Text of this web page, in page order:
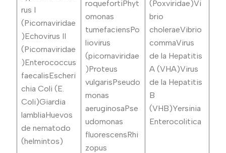
rus I
(Picornaviridae
)Echovirus II
(Picornaviridae
)Enterococcus
faecalisEscheri
chia Coli (E.
Coli)Giardia
lambliaHuevos
de nematodo
(helmintos)
roquefortiPhyt
omonas
tumefaciensPo
liovirus
(picornaviridae
)Proteus
vulgarisPseudo
monas
aeruginosaPse
udomonas
fluorescensRhi
zopus
(Poxviridae)Vi
brio
choleraeVibrio
commaVirus
de la Hepatitis
A (VHA)Virus
de la Hepatitis
B
(VHB)Yersinia
Enterocolitica